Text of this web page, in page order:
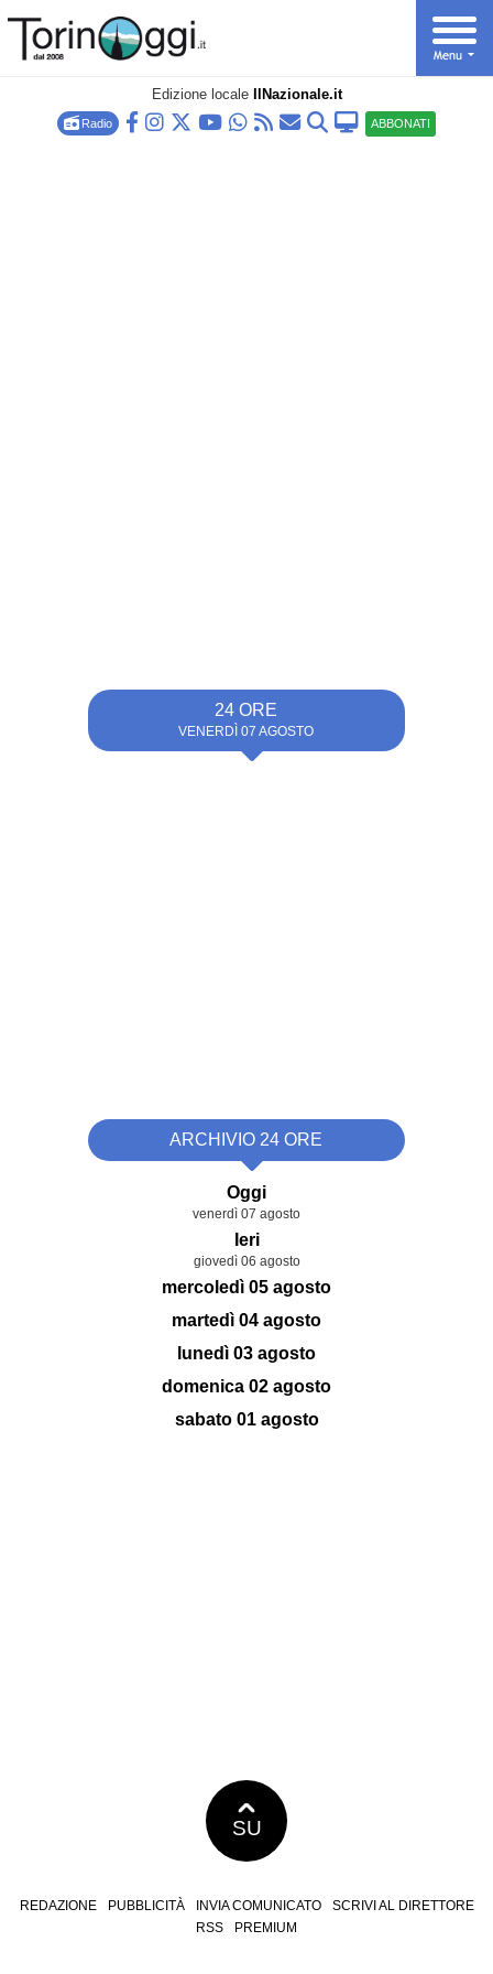
Edizione locale IlNazionale.it
Radio ABBONATI
24 ORE
VENERDÌ 07 AGOSTO
ARCHIVIO 24 ORE
Oggi
venerdì 07 agosto
Ieri
giovedì 06 agosto
mercoledì 05 agosto
martedì 04 agosto
lunedì 03 agosto
domenica 02 agosto
sabato 01 agosto
SU
REDAZIONE PUBBLICITÀ INVIA COMUNICATO
SCRIVI AL DIRETTORE
RSS
PREMIUM